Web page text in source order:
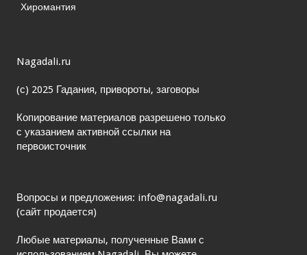
Хиромантия
Nagadali.ru
(с) 2025 Гадания, привороты, заговоры
Копирование материалов разрешено только
с указанием активной ссылки на
первоисточник
Вопросы и предложения: info@nagadali.ru
(сайт продается)
Любые материалы, полученные Вами с